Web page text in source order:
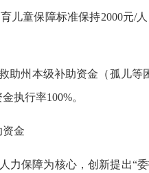
儿童保障标准保持2000元/
助州本级补助资金（孤儿
执行率100%。
资金
力保障为核心，创新提出“